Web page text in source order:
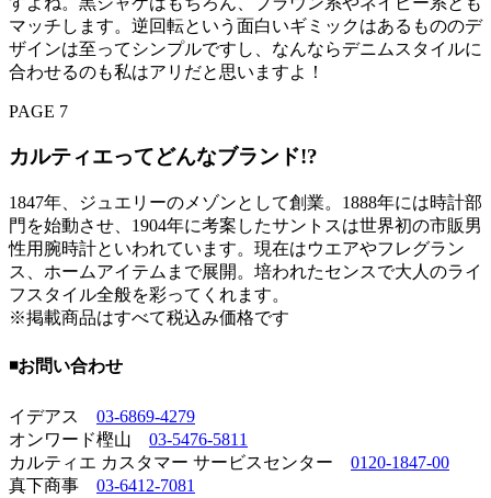
マッチします。逆回転という面白いギミックはあるもののデ
ザインは至ってシンプルですし、なんならデニムスタイルに
合わせるのも私はアリだと思いますよ！
PAGE 7
カルティエってどんなブランド!?
1847年、ジュエリーのメゾンとして創業。1888年には時計部
門を始動させ、1904年に考案したサントスは世界初の市販男
性用腕時計といわれています。現在はウエアやフレグラン
ス、ホームアイテムまで展開。培われたセンスで大人のライ
フスタイル全般を彩ってくれます。
※掲載商品はすべて税込み価格です
◾️お問い合わせ
イデアス 03-6869-4279
オンワード樫山 03-5476-5811
カルティエ カスタマー サービスセンター 0120-1847-00
真下商事 03-6412-7081